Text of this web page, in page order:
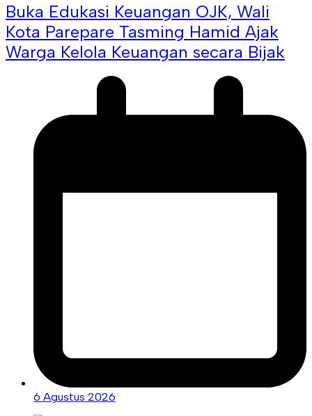
Buka Edukasi Keuangan OJK, Wali
Kota Parepare Tasming Hamid Ajak
Warga Kelola Keuangan secara Bijak
6 Agustus 2026